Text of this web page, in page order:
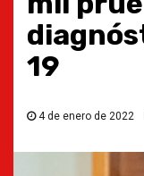
19
4 de enero de 2022